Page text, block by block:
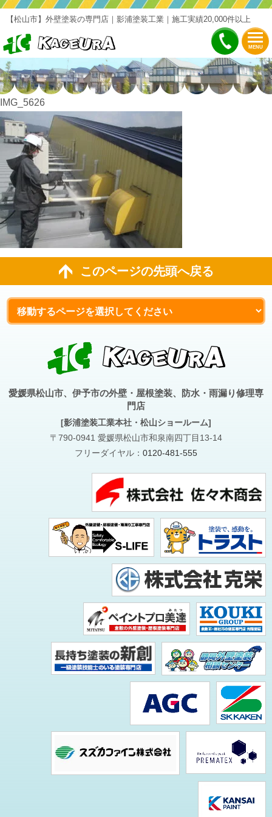
MENU
【松山市】外壁塗装の専門店｜影浦塗装工業｜施工実績20,000件以上
IMG_5626
このページの先頭へ戻る
愛媛県松山市、伊予市の外壁・屋根塗装、防水・雨漏り修理専
門店
[影浦塗装工業本社・松山ショールーム]
〒790-0941 愛媛県松山市和泉南四丁目13-14
フリーダイヤル： 0120-481-555